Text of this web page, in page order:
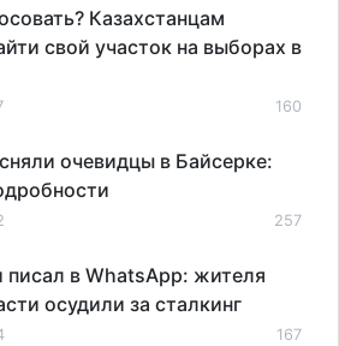
Казахстанцам
свой участок на выборах в
160
очевидцы в Байсерке:
257
писал в WhatsApp: жителя
осудили за сталкинг
167